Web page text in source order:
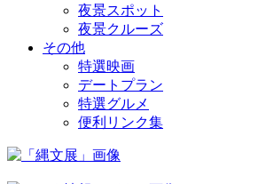
夜景スポット
夜景クルーズ
その他
特選映画
デートプラン
特選グルメ
便利リンク集